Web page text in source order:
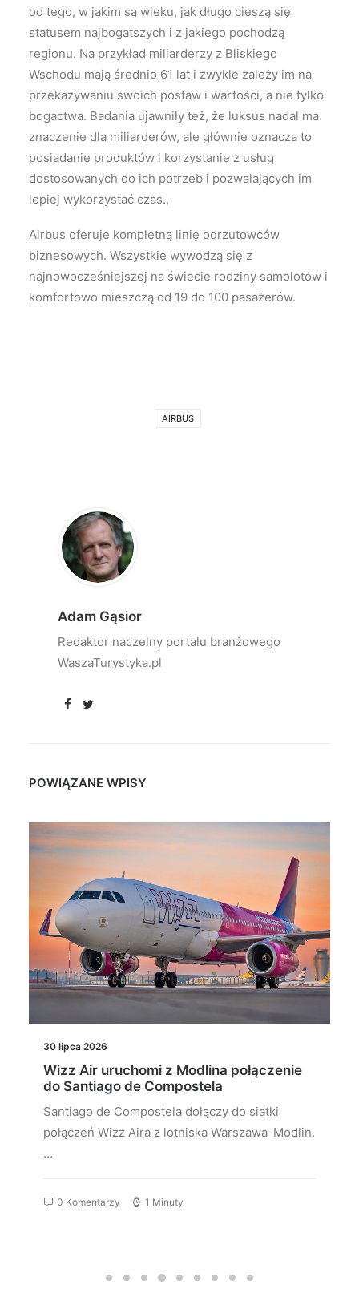
od tego, w jakim są wieku, jak długo cieszą się
statusem najbogatszych i z jakiego pochodzą
regionu. Na przykład miliarderzy z Bliskiego
Wschodu mają średnio 61 lat i zwykle zależy im na
przekazywaniu swoich postaw i wartości, a nie tylko
bogactwa. Badania ujawniły też, że luksus nadal ma
znaczenie dla miliarderów, ale głównie oznacza to
posiadanie produktów i korzystanie z usług
dostosowanych do ich potrzeb i pozwalających im
lepiej wykorzystać czas.,
Airbus oferuje kompletną linię odrzutowców
biznesowych. Wszystkie wywodzą się z
najnowocześniejszej na świecie rodziny samolotów i
komfortowo mieszczą od 19 do 100 pasażerów.
AIRBUS
Adam Gąsior
Redaktor naczelny portalu branżowego
WaszaTurystyka.pl
POWIĄZANE WPISY
30 lipca 2026
Wizz Air uruchomi z Modlina połączenie
do Santiago de Compostela
Santiago de Compostela dołączy do siatki
połączeń Wizz Aira z lotniska Warszawa-Modlin.
…
0 Komentarzy 1 Minuty